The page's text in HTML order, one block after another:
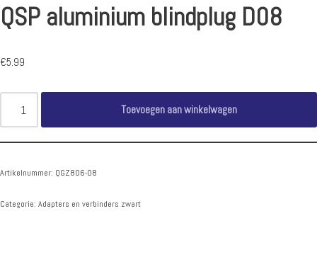
QSP aluminium blindplug D08
€5.99
Toevoegen aan winkelwagen
Artikelnummer: QGZ806-08
Categorie: Adapters en verbinders zwart